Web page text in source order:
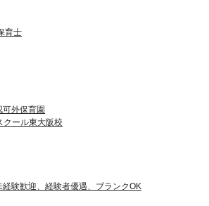
育士
可外保育園
クール東大阪校
経験歓迎、経験者優遇、ブランクOK